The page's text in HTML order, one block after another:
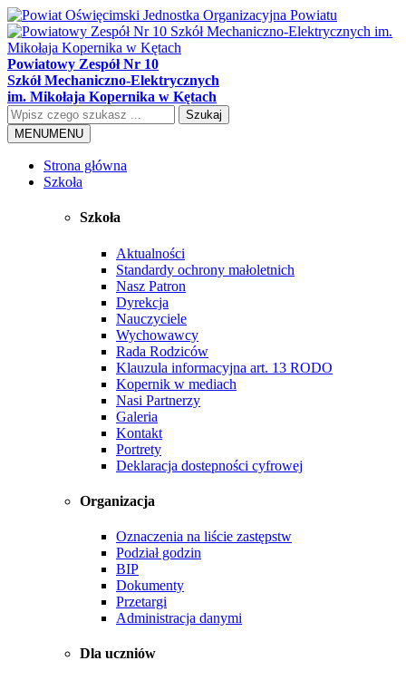
Powiatowy Zespół Nr 10
Szkół Mechaniczno-Elektrycznych
im. Mikołaja Kopernika w Kętach
Szukaj
MENUMENU
Strona główna
Szkoła
Szkoła
Aktualności
Standardy ochrony małoletnich
Nasz Patron
Dyrekcja
Nauczyciele
Wychowawcy
Rada Rodziców
Klauzula informacyjna art. 13 RODO
Kopernik w mediach
Nasi Partnerzy
Galeria
Kontakt
Portrety
Deklaracja dostepności cyfrowej
Organizacja
Oznaczenia na liście zastępstw
Podział godzin
BIP
Dokumenty
Przetargi
Administracja danymi
Dla uczniów